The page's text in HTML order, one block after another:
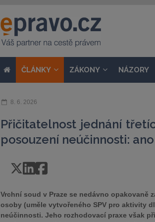
ČLÁNKY ZÁKONY NÁZORY
8. 6. 2026
Přičitatelnost jednání
posouzení neúčinnosti:
Vrchní soud v Praze se nedávno
osoby (uměle vytvořeného SPV pro aktivity
neúčinnosti. Jeho rozhodovací praxe však